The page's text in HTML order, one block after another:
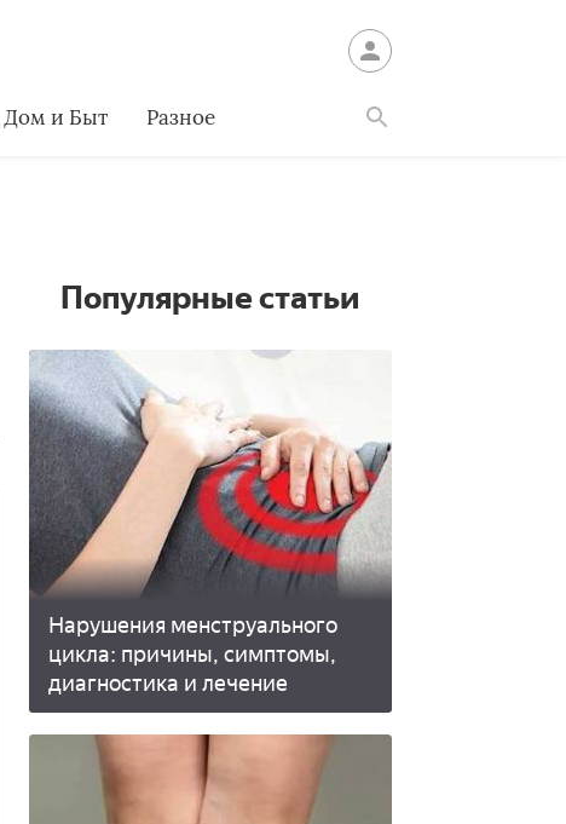
Дом и Быт Разное
Популярные статьи
Нарушения менструального
цикла: причины, симптомы,
диагностика и лечение